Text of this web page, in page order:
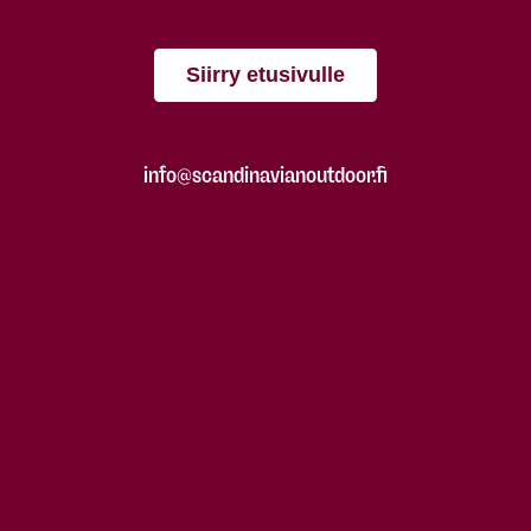
Siirry etusivulle
info@scandinavianoutdoor.fi